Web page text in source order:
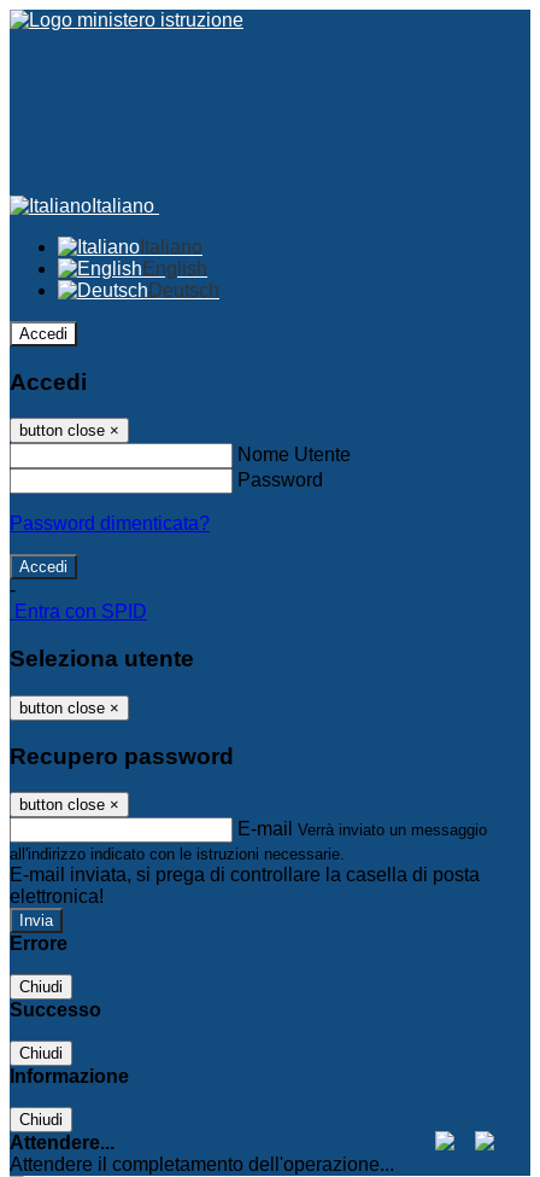
Italiano
Italiano
English
Deutsch
Accedi
Accedi
button close ×
Nome Utente
Password
Password dimenticata?
-
Entra con SPID
Seleziona utente
button close ×
Recupero password
button close ×
E-mail Verrà inviato un messaggio
all'indirizzo indicato con le istruzioni necessarie.
E-mail inviata, si prega di controllare la casella di posta
elettronica!
Errore
Chiudi
Successo
Chiudi
Informazione
Chiudi
Attendere...
Attendere il completamento dell'operazione...